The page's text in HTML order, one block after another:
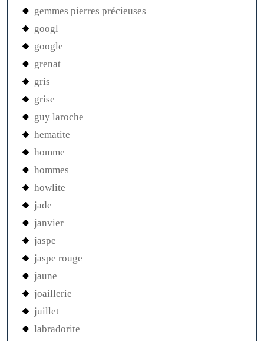
gemmes pierres précieuses
googl
google
grenat
gris
grise
guy laroche
hematite
homme
hommes
howlite
jade
janvier
jaspe
jaspe rouge
jaune
joaillerie
juillet
labradorite